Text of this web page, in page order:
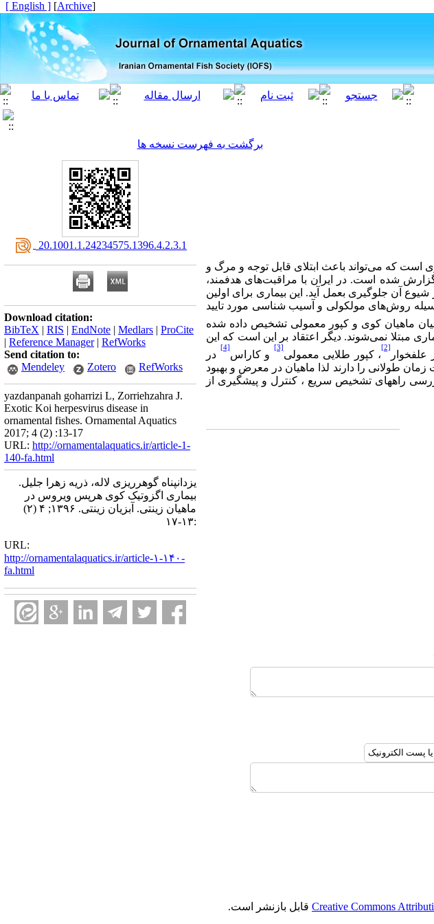
[
Archive
]
[ English ]
برگشت به فهرست نسخه ها
که می‌تواند باعث ابتلای قابل توجه و مرگ و
گزارش شده است. در ایران با مراقبت‌های هدفمند،
آن جلوگیری بعمل آید. این بیماری برای اولین
در کشور گزارش گردید و به وسیله روش‌های مولکولی و آسیب شناسی مورد تایید
ماهیان کوی و کپور معمولی تشخیص داده شده
مبتلا نمی‌شوند. دیگر اعتقاد بر این است که این
[2]
، کپور طلایی معمولی
[3]
و کاراس
[4]
در
طولانی را دارند لذا ماهیان در معرض و بهبود
راههای تشخیص سریع ، کنترل و پیشگیری از
‎ 20.1001.1.24234575.1396.4.2.3.1
Download citation:
BibTeX | RIS | EndNote | Medlars | ProCite
| Reference Manager| RefWorks
Send citation to:
Mendeley
Zotero RefWorks
yazdanpanah goharrizi L, Zorriehzahra J.
Exotic Koi herpesvirus disease in
ornamental fishes. Ornamental Aquatics
2017; 4 (2) :13-17
URL: http://ornamentalaquatics.ir/article-1-
140-fa.html
یزدانپناه گوهرریزی لاله، ذریه زهرا جلیل.
بیماری اگزوتیک کوی هرپس ویروس در
ماهیان زینتی. آبزیان زینتی. ۱۳۹۶; ۴ (۲)
:۱۳-۱۷
URL:
http://ornamentalaquatics.ir/article-۱-۱۴۰-
fa.html
Creative Commons قابل بازنشر است.